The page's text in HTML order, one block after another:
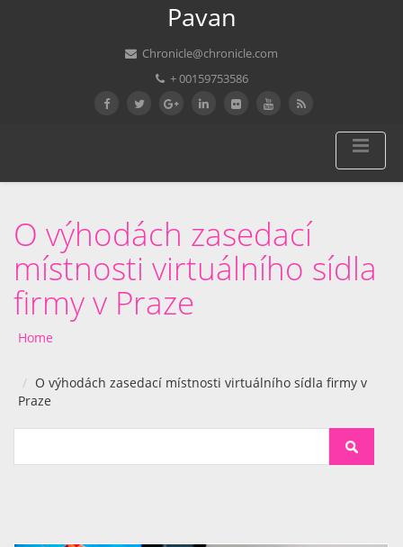
Pavan
Chronicle@chronicle.com
+ 00159753586
O výhodách zasedací
místnosti virtuálního sídla
firmy v Praze
Home
O výhodách zasedací místnosti virtuálního sídla firmy v
Praze